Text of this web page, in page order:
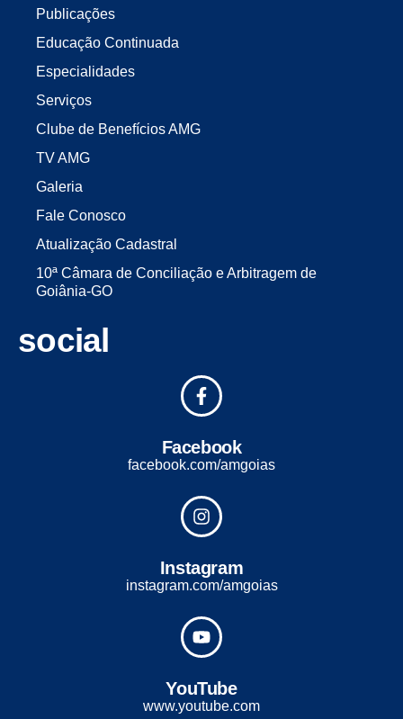
Publicações
Educação Continuada
Especialidades
Serviços
Clube de Benefícios AMG
TV AMG
Galeria
Fale Conosco
Atualização Cadastral
10ª Câmara de Conciliação e Arbitragem de
Goiânia-GO
social
Facebook
facebook.com/amgoias
Instagram
instagram.com/amgoias
YouTube
www.youtube.com